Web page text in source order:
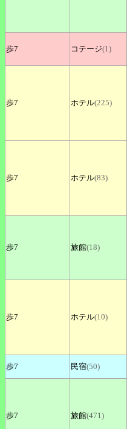
歩7 コテージ(1)
歩7 ホテル(225)
歩7 ホテル(83)
歩7 旅館(18)
歩7 ホテル(10)
歩7
民宿(50)
歩7 旅館(471)